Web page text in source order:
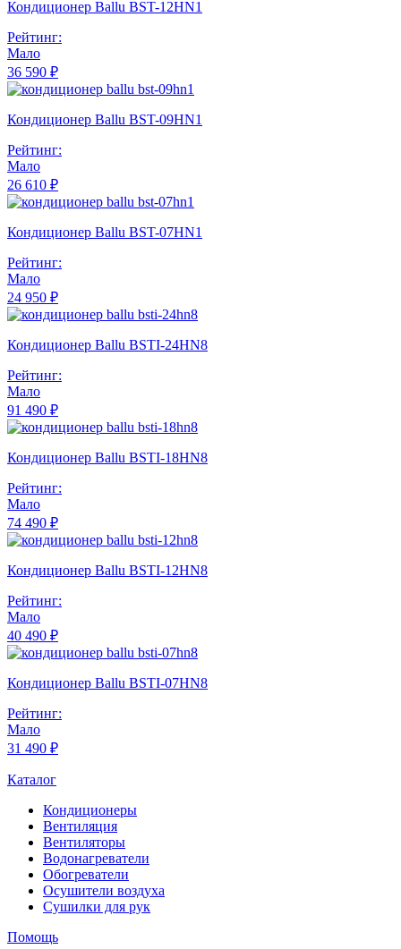
Кондиционер Ballu BST-12HN1
Рейтинг:
Мало
36 590 ₽
Кондиционер Ballu BST-09HN1
Рейтинг:
Мало
26 610 ₽
Кондиционер Ballu BST-07HN1
Рейтинг:
Мало
24 950 ₽
Кондиционер Ballu BSTI-24HN8
Рейтинг:
Мало
91 490 ₽
Кондиционер Ballu BSTI-18HN8
Рейтинг:
Мало
74 490 ₽
Кондиционер Ballu BSTI-12HN8
Рейтинг:
Мало
40 490 ₽
Кондиционер Ballu BSTI-07HN8
Рейтинг:
Мало
31 490 ₽
Каталог
Кондиционеры
Вентиляция
Вентиляторы
Водонагреватели
Обогреватели
Осушители воздуха
Сушилки для рук
Помощь